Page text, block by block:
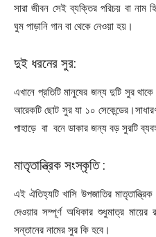
সারা জীবন সেই ব্যক্তির পরিচয় বা
ঘুম পাড়ানি গান বা থেকে নেওয়া হয়।
দুই ধরনের সুর:
এখানে প্রতিটি মানুষের জন্য দুটি সুর
আরেকটি ছোট সুর যা ১০
পাহাড়ে বা বনে ডাকার জন্য বড় সুরটি
মাতৃতান্ত্রিক সংস্কৃতি :
এই ঐতিহ্যটি খাসি উপজাতির
দেওয়ার সম্পূর্ণ অধিকার শুধুমাত্র মায়ের
সন্তানের নামের সুর কি হবে।